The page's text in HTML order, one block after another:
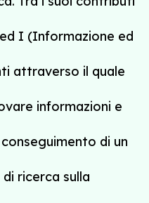
I (Informazione ed
attraverso il quale
informazioni e
di un
ricerca sulla